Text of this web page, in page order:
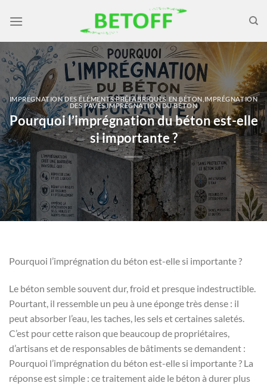
IMPRÉGNATION DES ÉLÉMENTS PRÉFABRIQUÉS EN BÉTON IMPRÉGNATION
DES PAVÉS,IMPRÉGNATION DU BÉTON
Pourquoi l’imprégnation du béton est-elle
si importante ?
Pourquoi l’imprégnation du béton est-elle si importante ?
Le béton semble souvent dur, froid et presque indestructible.
Pourtant, il ressemble un peu à une éponge très dense : il
peut absorber l’eau, les taches, les sels et certaines saletés.
C’est pour cette raison que beaucoup de propriétaires,
d’artisans et de responsables de bâtiments se demandent :
Pourquoi l’imprégnation du béton est-elle si importante ? La
réponse est simple : ce traitement aide le béton à durer plus